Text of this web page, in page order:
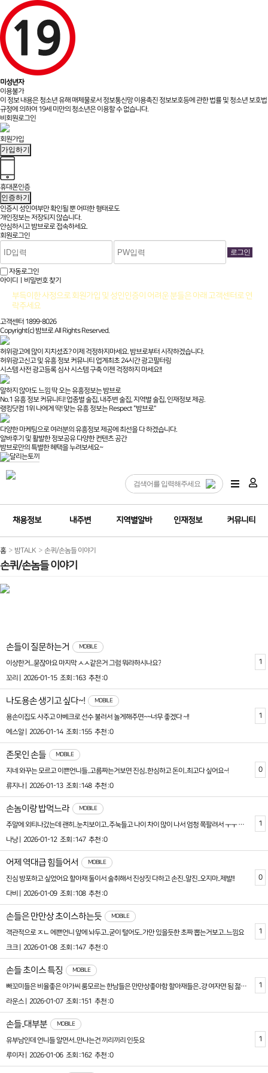
미성년자
이용불가
이 정보 내용은 청소년 유해 매체물로서 정보통신망 이용촉진 정보보호등에 관한 법률 및 청소년 보호법
규정에 의하여 19세 미만의 청소년은 이용할 수 없습니다.
비회원로그인
회원가입
가입하기
휴대폰인증
인증하기
인증시 성인여부만 확인될 뿐어떠한 형태로도
개인정보는 저장되지 않습니다.
안심하시고 밤브로로 접속하세요.
회원로그인
자동로그인
아이디ㅣ비밀번호 찾기
부득이한 사정으로 회원가입 및 성인인증이 어려운 분들은 아래 고객센터로 연
락주세요
고객센터 1899-8026
Copyright(c) 밤브로 All Rights Reserved.
허위광고에 많이 지치셨죠? 이제 걱정하지마세요. 밤브로부터 시작하겠습니다.
허위광고신고 및 유흥 정보 커뮤니티 업계최초 24시간 광고필터링
시스템 사전 광고등록 심사 시스템 구축 이젠 걱정하지 마세요!!
말하지 않아도 느낌 딱 오는 유흥정보는 밤브로
No.1 유흥 정보 커뮤니티! 업종별 술집, 내주변 술집, 지역별 술집, 인재정보 제공.
랭킹닷컴 1위 나에게 딱! 맞는 유흥 정보는 Respect "밤브로"
다양한 마케팅으로 여러분의 유흥정보 제공에 최선을 다 하겠습니다.
알바후기 및 활발한 정보공유 다양한 컨텐츠 공간
밤브로만의 특별한 혜택을 누려보세요~
채용정보 내주변 지역별알바 인재정보 커뮤니티
홈 밤TALK 손퀴/손놈들 이야기
손퀴/손놈들 이야기
손들이 질문하는거 MOBILE
이상한거...묻잖아요 마지막 ㅅㅅ같은거 그럼 뭐라하시나요?
꼬리 |
2026-01-15 조회 :163 추천 :0
1
나도용손 생기고 싶다~! MOBILE
용손이집도 사주고 아베크로 선수 불러서 놀게해주면~~너무 좋겠다 ~!!
에스알 |
2026-01-14 조회 :155 추천 :0
1
존못인 손들 MOBILE
지네 와꾸는 모르고 이쁜언니들..고름짜는거보면 진심..한심하고 돈이..최고다 싶어요~!
류지나 |
2026-01-13 조회 :148 추천 :0
0
손놈이랑 밥먹느라 MOBILE
주말에 외티나갔는데 괜히..눈치보이고..주눅들고 나이 차이 많이 나서 엄청 쪽팔려서 ㅜㅜ 언니들도..그런가요? 다 쳐다보는거 같음.
나낭 |
2026-01-12 조회 :147 추천 :0
1
어제 역대급 힘들어서 MOBILE
진심 방포하고 싶었어요 할아재 둘이서 술취해서 진상짓 다하고 손진..말진..오지마..제발!!
다비 |
2026-01-09 조회 :108 추천 :0
0
손들은 만만상 초이스하는듯 MOBILE
객관적으로 ㅈㄴ 에쁜언니 앞에 놔두고..굳이 털어도..가만 있을듯한 초짜 뽑는거보고..느낌요
크크 |
2026-01-08 조회 :147 추천 :0
1
손들 초이스 특징 MOBILE
빠꼬미들은 비율좋은 아가씨 룸모르는 한남들은 만만상좋아함 할아재들은..걍 여자면 됨 젊손들은 몸매나 얼굴 둘중하나봄
라운스 |
2026-01-07 조회 :151 추천 :0
1
손들..대부분 MOBILE
유부남인데 언니들 알면서..만나는건 끼리끼리 인듯요
루이자 |
2026-01-06 조회 :162 추천 :0
1